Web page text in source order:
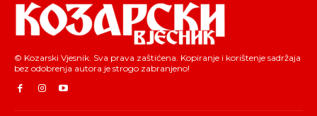
© Kozarski Vjesnik. Sva prava zaštićena. Kopiranje i korištenje sadržaja
bez odobrenja autora je strogo zabranjeno!